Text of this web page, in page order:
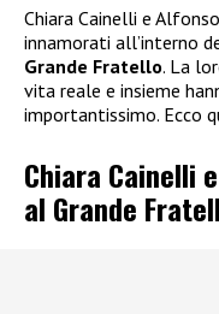
Chiara Cainelli e
innamorati all’interno
Grande Fratello. La
vita reale e insieme
importantissimo. Ecco
Chiara Cainelli
al Grande